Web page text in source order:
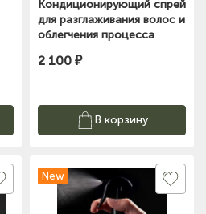
Кондиционирующий спрей
для разглаживания волос и
облегчения процесса
Sekta
2 100 ₽
В корзину
New